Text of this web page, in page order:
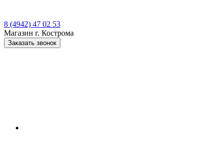
8 (4942) 47 02 53
Магазин г. Кострома
Заказать звонок